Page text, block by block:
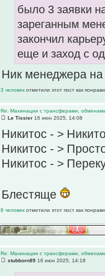
было 3 заявки
зареганным
закончил
еще и заход с
Ник менеджера
3 человек отметили этот пост как
Re: Махинации с трансферами,
Le Tissier 16 июн 2025, 14:08
Никитос - >
Никитос - >
Никитос - >
Блестяще
8 человек отметили этот пост как
Re: Махинации с трансферами,
stubborn89 16 июн 2025, 14:18